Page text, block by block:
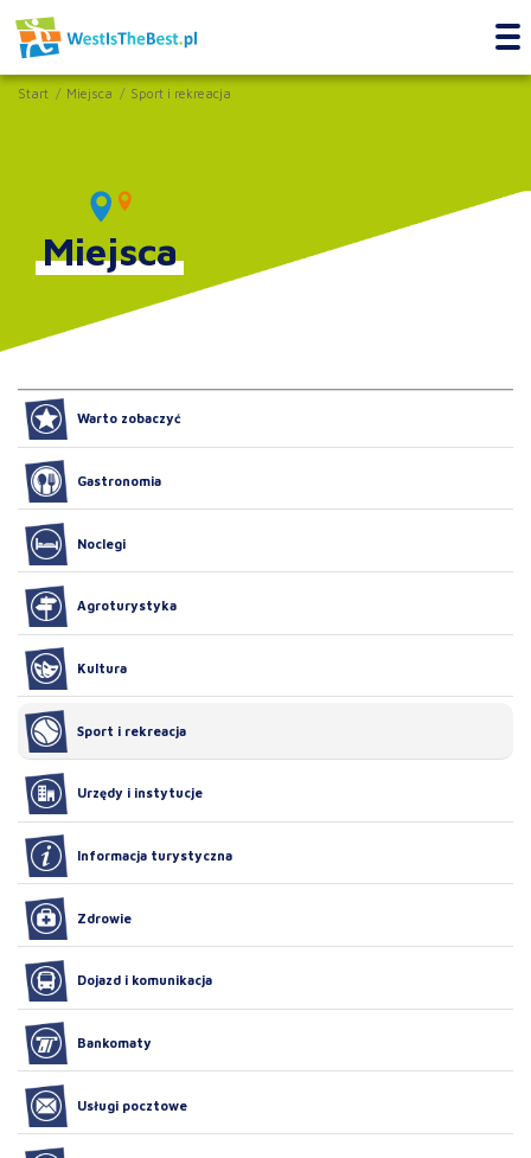
Start Miejsca Sport i rekreacja
Miejsca
Warto zobaczyć
Gastronomia
Noclegi
Agroturystyka
Kultura
Sport i rekreacja
Urzędy i instytucje
Informacja turystyczna
Zdrowie
Dojazd i komunikacja
Bankomaty
Usługi pocztowe